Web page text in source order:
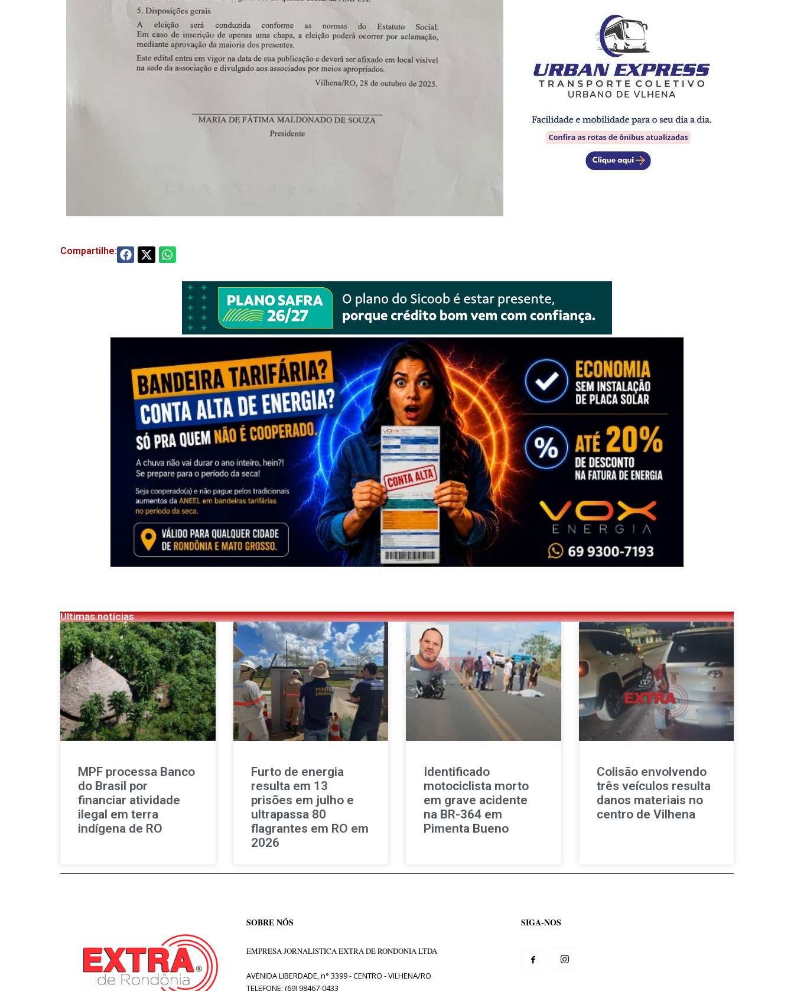
Compartilhe:
Últimas notícias
MPF processa Banco
do Brasil por
financiar atividade
ilegal em terra
indígena de RO
Furto de energia
resulta em 13
prisões em julho e
ultrapassa 80
flagrantes em RO em
2026
Identificado
motociclista morto
em grave acidente
na BR-364 em
Pimenta Bueno
Colisão envolvendo
três veículos resulta
danos materiais no
centro de Vilhena
SOBRE NÓS
EMPRESA JORNALISTICA EXTRA DE RONDONIA LTDA
AVENIDA LIBERDADE, n° 3399 - CENTRO - VILHENA/RO
TELEFONE: (69) 98467-0433
SIGA-NOS